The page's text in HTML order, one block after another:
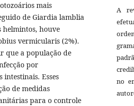
mais
de Giardia lamblia
helmintos, houve
vermicularis (2%).
que a população de
por
Esses
de medidas
para o controle
A
no